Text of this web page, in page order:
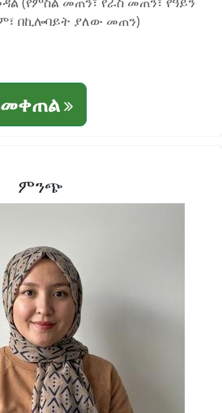
በኪሎባይት ያለው መጠን)
መቀጠል
ምንጭ